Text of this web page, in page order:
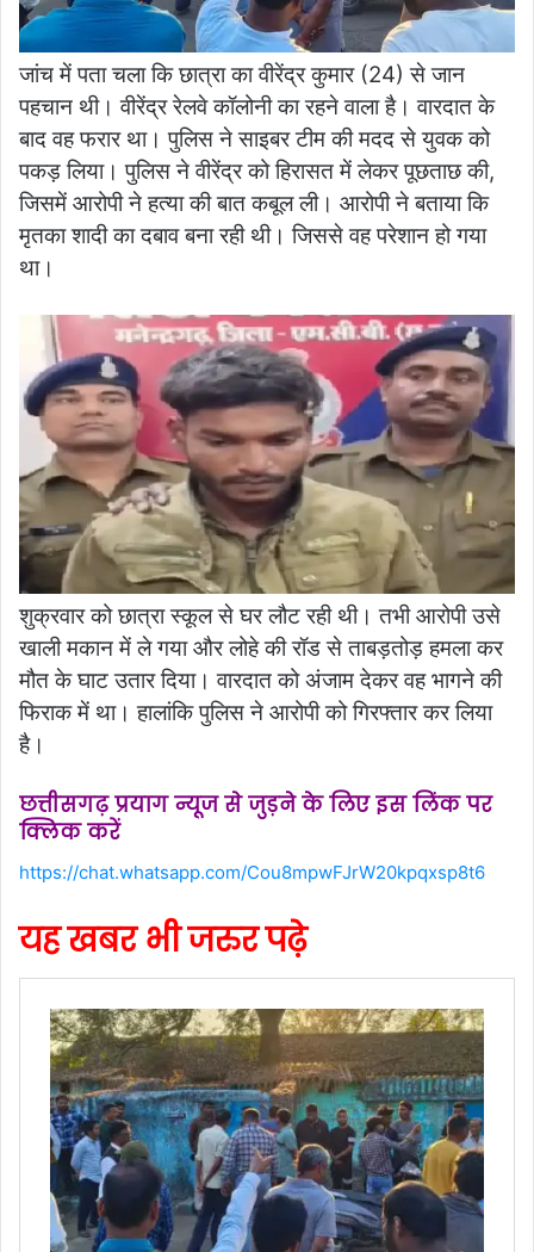
जांच में पता चला कि छात्रा का वीरेंद्र कुमार (24) से जान
पहचान थी। वीरेंद्र रेलवे कॉलोनी का रहने वाला है। वारदात के
बाद वह फरार था। पुलिस ने साइबर टीम की मदद से युवक को
पकड़ लिया। पुलिस ने वीरेंद्र को हिरासत में लेकर पूछताछ की,
जिसमें आरोपी ने हत्या की बात कबूल ली। आरोपी ने बताया कि
मृतका शादी का दबाव बना रही थी। जिससे वह परेशान हो गया
था।
शुक्रवार को छात्रा स्कूल से घर लौट रही थी। तभी आरोपी उसे
खाली मकान में ले गया और लोहे की रॉड से ताबड़तोड़ हमला कर
मौत के घाट उतार दिया। वारदात को अंजाम देकर वह भागने की
फिराक में था। हालांकि पुलिस ने आरोपी को गिरफ्तार कर लिया
है।
छत्तीसगढ़ प्रयाग न्यूज से जुड़ने के लिए इस लिंक पर
क्लिक करें
https://chat.whatsapp.com/Cou8mpwFJrW20kpqxsp8t6
यह खबर भी जरुर पढ़े